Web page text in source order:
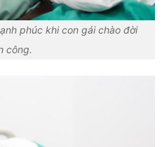
phúc khi con gái chào đời
công.